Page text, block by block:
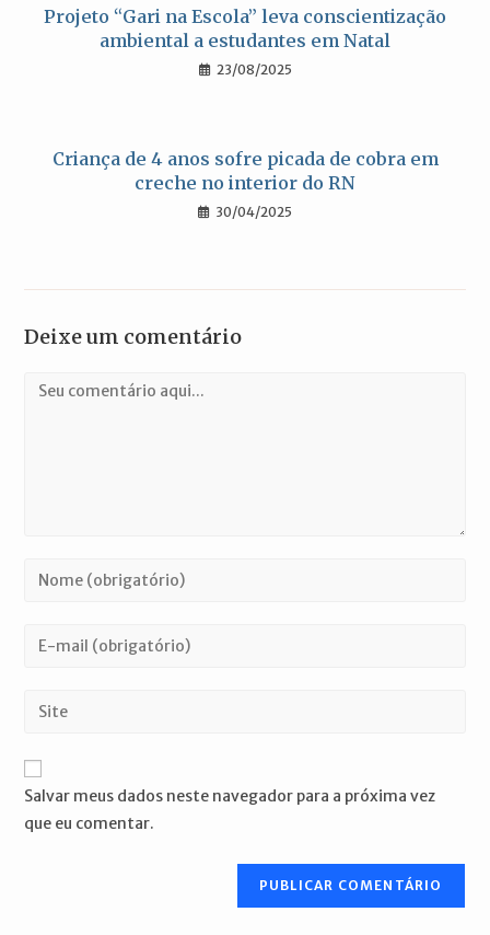
Projeto “Gari na Escola” leva conscientização
ambiental a estudantes em Natal
23/08/2025
Criança de 4 anos sofre picada de cobra em
creche no interior do RN
30/04/2025
Deixe um comentário
Comentário
Digite
ou
de
para
comentar
Digite
de
mail
para
comentar
Digite
URL
do
site
Salvar meus dados neste navegador para a próxima vez
que eu comentar.